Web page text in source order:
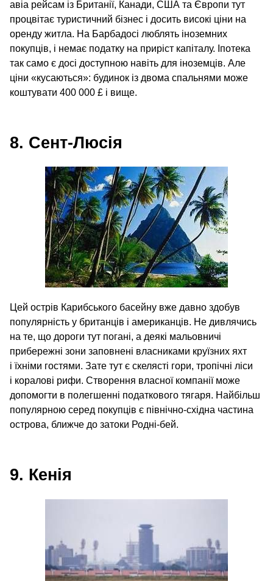
авіа рейсам із Британії, Канади, США та Європи тут
процвітає туристичний бізнес і досить високі ціни на
оренду житла. На Барбадосі люблять іноземних
покупців, і немає податку на приріст капіталу. Іпотека
так само є досі доступною навіть для іноземців. Але
ціни «кусаються»: будинок із двома спальнями може
коштувати 400 000 £ і вище.
8. Сент-Люсія
Цей острів Карибського басейну вже давно здобув
популярність у британців і американців. Не дивлячись
на те, що дороги тут погані, а деякі мальовничі
прибережні зони заповнені власниками круїзних яхт
і їхніми гостями. Зате тут є скелясті гори, тропічні ліси
і коралові рифи. Створення власної компанії може
допомогти в полегшенні податкового тягаря. Найбільш
популярною серед покупців є північно-східна частина
острова, ближче до затоки Родні-бей.
9. Кенія